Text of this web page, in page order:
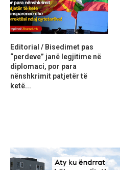
Editorial / Bisedimet pas
“perdeve” janë legjitime në
diplomaci, por para
nënshkrimit patjetër të
ketë...